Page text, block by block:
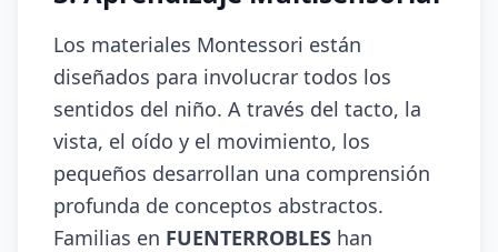
Los materiales Montessori están
diseñados para involucrar todos los
sentidos del niño. A través del tacto, la
vista, el oído y el movimiento, los
pequeños desarrollan una comprensión
profunda de conceptos abstractos.
Familias en FUENTERROBLES han